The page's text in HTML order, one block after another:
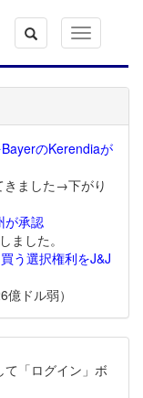
Toggle
navigation
のKerendiaが
きました→下がり
が承認
した。
う選択権利をJ&J
ドル弱）
「ログイン」ボ